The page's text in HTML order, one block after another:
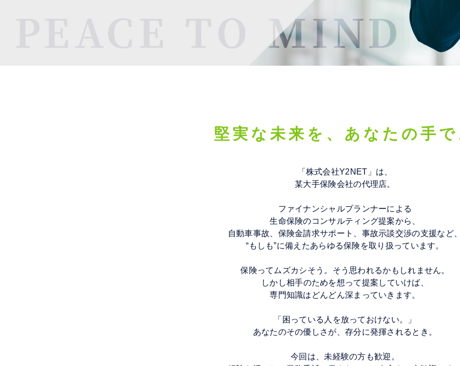
堅実な未来を、 あなたの手
「株式会社Y2NET」は、
某大手保険会社の代理店。
ファイナンシャルプランナーによる
生命保険のコンサルティング提案から、
自動車事故、保険金請求サポート、事故示談交渉の支援など
“もしも”に備えたあらゆる保険を取り扱っています。
保険ってムズカシそう。そう思われるかもしれません。
しかし相手のためを想って提案していけば、
専門知識はどんどん深まっていきます。
「困っている人を放っておけない。」
あなたのその優しさが、存分に発揮されるとき。
今回は、未経験の方も歓迎。